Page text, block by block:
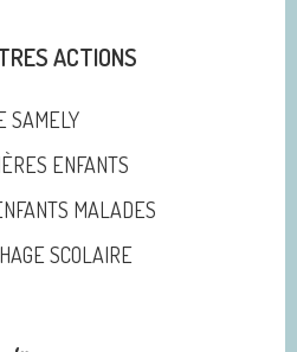
ACTIONS
SAMELY
ENFANTS
MALADES
SCOLAIRE